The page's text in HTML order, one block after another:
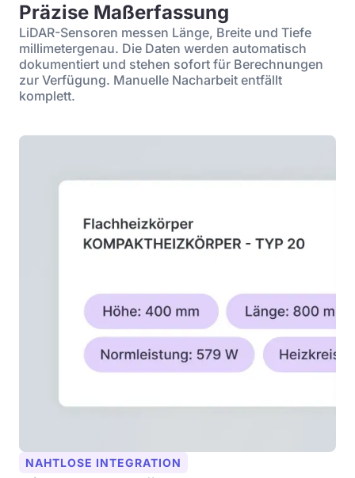
Präzise Maßerfassung
LiDAR-Sensoren messen Länge, Breite und Tiefe
millimetergenau. Die Daten werden automatisch
dokumentiert und stehen sofort für Berechnungen
zur Verfügung. Manuelle Nacharbeit entfällt
komplett.
NAHTLOSE INTEGRATION